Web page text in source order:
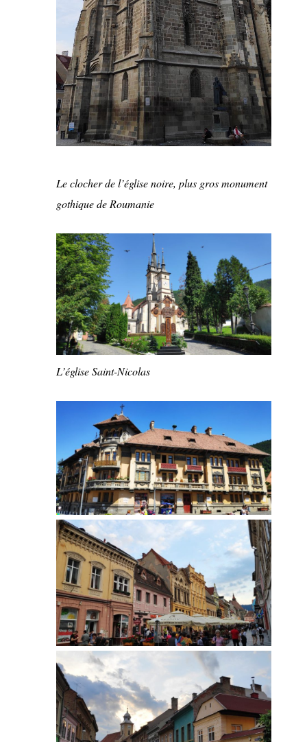
Le clocher de l’église noire, plus gros monument
gothique de Roumanie
L’église Saint-Nicolas